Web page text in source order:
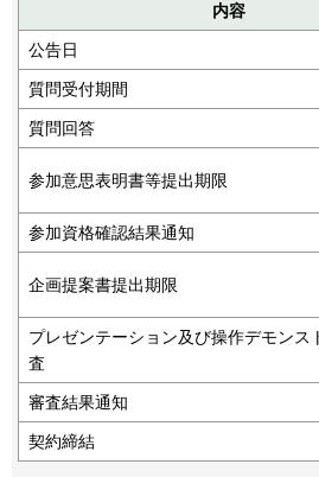
内容
公告日
質問受付期間
質問回答
参加意思表明書等提出期限
参加資格確認結果通知
企画提案書提出期限
プレゼンテーション及び操作デモンス
査
審査結果通知
契約締結